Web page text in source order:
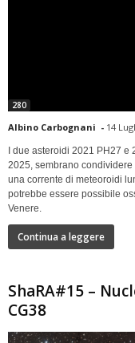
280
Albino Carbognani - 14
I due asteroidi 2021 PH27 e
2025, sembrano
una corrente di meteoroidi
potrebbe essere possibile
Venere.
Continua a leggere
ShaRA#15 –
CG38